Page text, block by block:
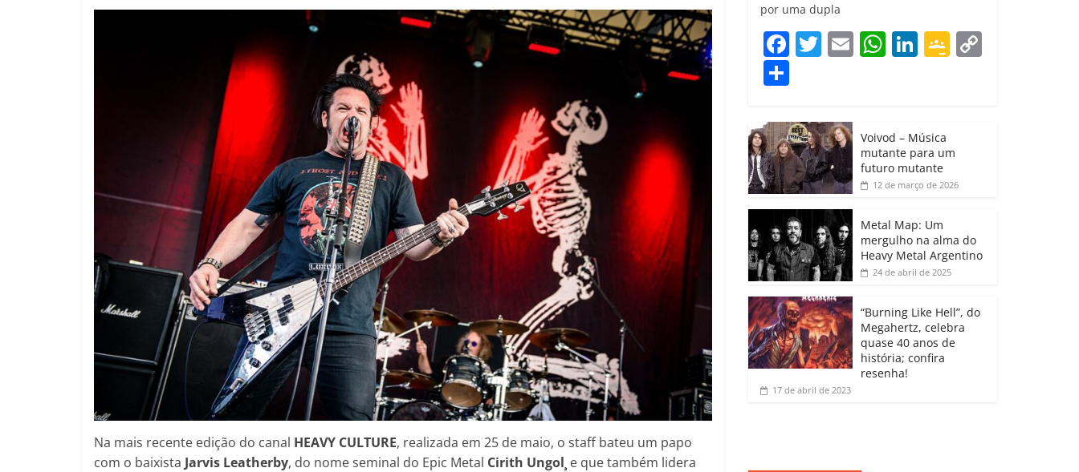
Na mais recente edição do canal HEAVY CULTURE, realizada em 25 de maio, o staff bateu um papo
com o baixista Jarvis Leatherby, do nome seminal do Epic Metal Cirith Ungol¸ e que também lidera
por uma dupla
F
e
b
o
o
k
T
er
E W
A
p
p
Li
dI
n
G
e
a
ro
o
m
m
p
ar
til
h
ar
Voivod – Música
mutante para um
futuro mutante
12 de março de 2026
Metal Map: Um
mergulho na alma do
Heavy Metal Argentino
24 de abril de 2025
“Burning Like Hell”, do
Megahertz, celebra
quase 40 anos de
história; confira
resenha!
17 de abril de 2023